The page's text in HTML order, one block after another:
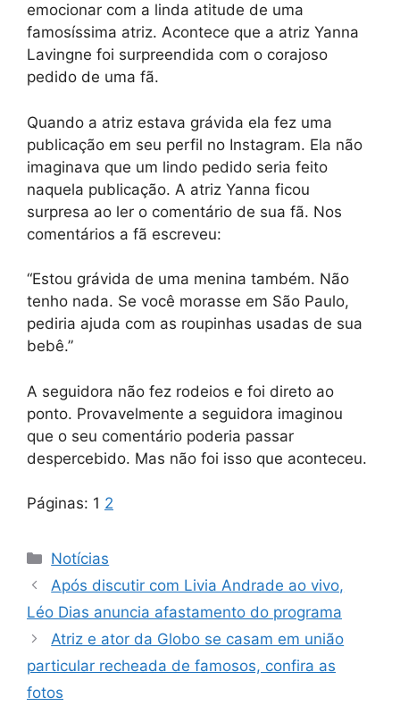
emocionar com a linda atitude de uma
famosíssima atriz. Acontece que a atriz Yanna
Lavingne foi surpreendida com o corajoso
pedido de uma fã.
Quando a atriz estava grávida ela fez uma
publicação em seu perfil no Instagram. Ela não
imaginava que um lindo pedido seria feito
naquela publicação. A atriz Yanna ficou
surpresa ao ler o comentário de sua fã. Nos
comentários a fã escreveu:
“Estou grávida de uma menina também. Não
tenho nada. Se você morasse em São Paulo,
pediria ajuda com as roupinhas usadas de sua
bebê.”
A seguidora não fez rodeios e foi direto ao
ponto. Provavelmente a seguidora imaginou
que o seu comentário poderia passar
despercebido. Mas não foi isso que aconteceu.
Páginas: 1 2
Categorias
Notícias
Após discutir com Livia Andrade ao vivo,
Léo Dias anuncia afastamento do programa
Atriz e ator da Globo se casam em união
particular recheada de famosos, confira as
fotos